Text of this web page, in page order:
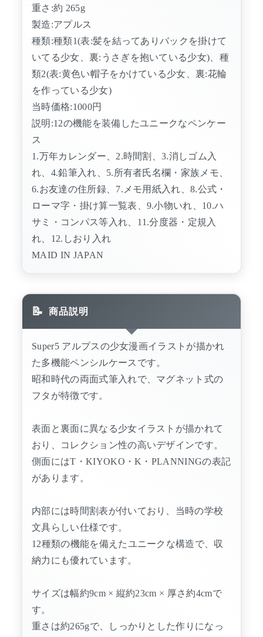
重さ:約 265g
製造:アプルス
種類:種類1(表:髪を結ってありバックを掛けて
いてる少女、裏:うさぎを抱いている少女)、種
類2(表:黄色い帽子をかけている少女、裏:花輪
を作っている少女)
当時価格:1000円
説明:12の機能を装備したユニークなペンケー
ス
1.万年カレンダー、2.時間割、3.消しゴム入
れ、4.鉛筆入れ、5.所有者氏名欄・家族メモ、
6.お友達の住所録、7.メモ用紙入れ、8.公式・
ローマ字・掛け算一覧表、9.小物いれ、10.ハ
サミ・コンパス等入れ、11.分度器・定規入
れ、12.しおり入れ
MAID IN JAPAN
商品説明
Super5 アルプスの少女漫画イラストが描かれ
た多機能ペンシルケースです。
昭和時代の両面式筆入れで、マグネット式の
フタが特徴です。
表面と裏面に異なる少女イラストが描かれて
おり、コレクション性の高いデザインです。
側面にはT・KIYOKO・K・PLANNINGの表記
があります。
内部には時間割表が付いており、当時の学校
文具らしい仕様です。
12種類の機能を備えたユニークな構造で、収
納力にも優れています。
サイズは幅約9cm × 縦約23cm × 厚さ約4cmで
す。
重さは約265gで、しっかりとした作りになっ